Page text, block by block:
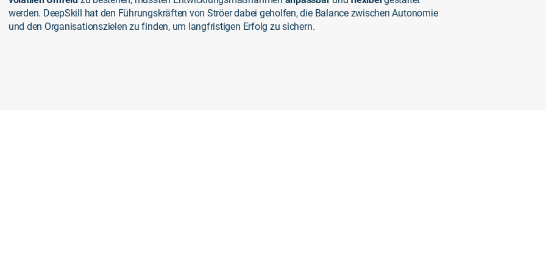
werden. DeepSkill hat den Führungskräften von Ströer dabei geholfen, die Balance zwischen Autonomie
und den Organisationszielen zu finden, um langfristigen Erfolg zu sichern.